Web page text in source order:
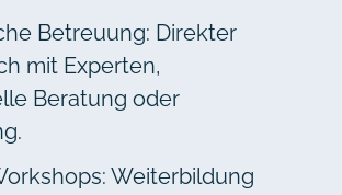
Betreuung: Direkter
mit Experten,
Beratung oder
Weiterbildung